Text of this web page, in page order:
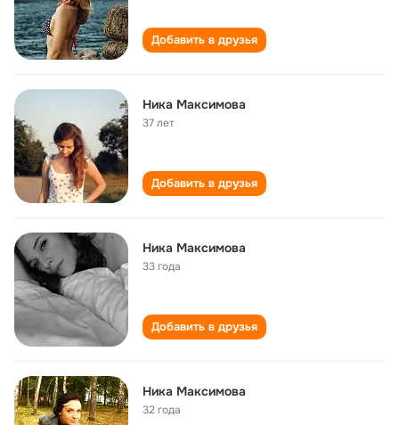
Добавить в друзья
Ника Максимова
37 лет
Добавить в друзья
Ника Максимова
33 года
Добавить в друзья
Ника Максимова
32 года